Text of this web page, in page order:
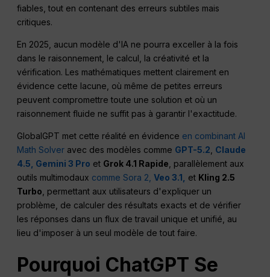
fiables, tout en contenant des erreurs subtiles mais
critiques.
En 2025, aucun modèle d'IA ne pourra exceller à la fois
dans le raisonnement, le calcul, la créativité et la
vérification. Les mathématiques mettent clairement en
évidence cette lacune, où même de petites erreurs
peuvent compromettre toute une solution et où un
raisonnement fluide ne suffit pas à garantir l'exactitude.
GlobalGPT met cette réalité en évidence en combinant AI
Math Solver avec des modèles comme GPT-5.2, Claude
4.5, Gemini 3 Pro et Grok 4.1 Rapide, parallèlement aux
outils multimodaux comme Sora 2,Veo 3.1, et Kling 2.5
Turbo, permettant aux utilisateurs d'expliquer un
problème, de calculer des résultats exacts et de vérifier
les réponses dans un flux de travail unique et unifié, au
lieu d'imposer à un seul modèle de tout faire.
Pourquoi ChatGPT Se